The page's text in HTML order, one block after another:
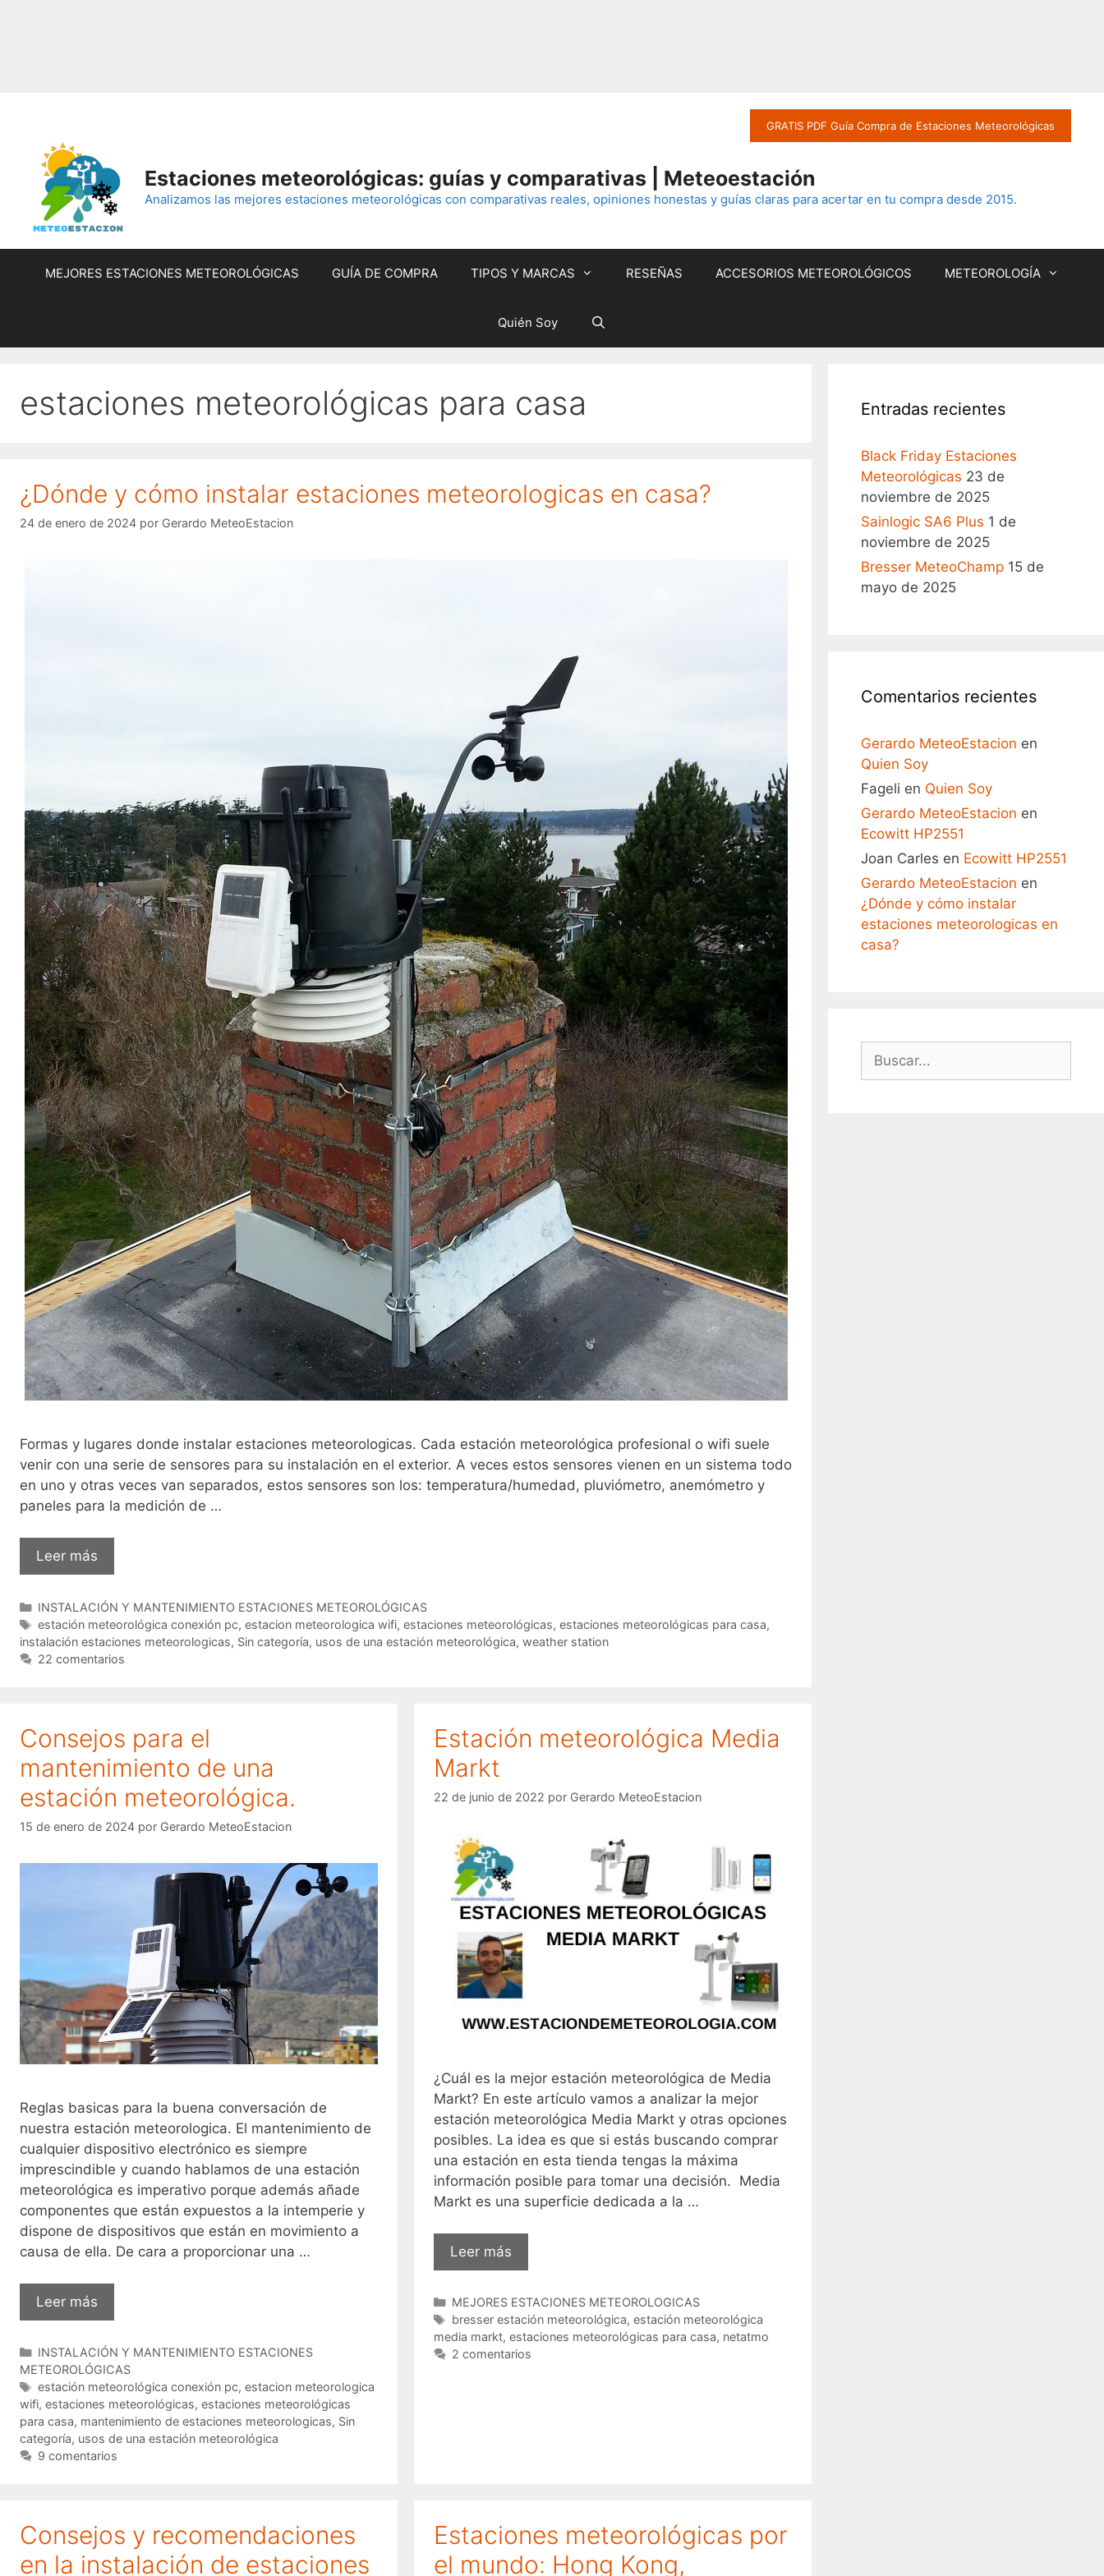
contenido
GRATIS PDF Guía Compra de Estaciones Meteorológicas
Estaciones meteorológicas: guías y comparativas | Meteoestación
Analizamos las mejores estaciones meteorológicas con comparativas reales, opiniones honestas y guías claras para acertar en tu compra desde 2015.
MEJORES ESTACIONES METEOROLÓGICAS GUÍA DE COMPRA TIPOS Y MARCAS RESEÑAS ACCESORIOS METEOROLÓGICOS METEOROLOGÍA
Quién Soy
estaciones meteorológicas para casa
¿Dónde y cómo instalar estaciones meteorologicas en casa?
24 de enero de 2024 por Gerardo MeteoEstacion
Formas y lugares donde instalar estaciones meteorologicas. Cada estación meteorológica profesional o wifi suele
venir con una serie de sensores para su instalación en el exterior. A veces estos sensores vienen en un sistema todo
en uno y otras veces van separados, estos sensores son los: temperatura/humedad, pluviómetro, anemómetro y
paneles para la medición de …
Leer más
y
instalar
estaciones
meteorologicas
Categorías
INSTALACIÓN Y MANTENIMIENTO ESTACIONES METEOROLÓGICAS
Etiquetas
estación meteorológica conexión pc, estacion meteorologica wifi, estaciones meteorológicas, estaciones meteorológicas para casa,
instalación estaciones meteorologicas, Sin categoría, usos de una estación meteorológica, weather station
22 comentarios
Consejos para el
mantenimiento de una
estación meteorológica.
15 de enero de 2024 por Gerardo MeteoEstacion
Reglas basicas para la buena conversación de
nuestra estación meteorologica. El mantenimiento de
cualquier dispositivo electrónico es siempre
imprescindible y cuando hablamos de una estación
meteorológica es imperativo porque además añade
componentes que están expuestos a la intemperie y
dispone de dispositivos que están en movimiento a
causa de ella. De cara a proporcionar una …
Leer más
para
el
mantenimiento
de
una
estación
meteorológica.
Categorías
INSTALACIÓN Y MANTENIMIENTO ESTACIONES
METEOROLÓGICAS
Etiquetas
estación meteorológica conexión pc, estacion meteorologica
wifi, estaciones meteorológicas, estaciones meteorológicas
para casa, mantenimiento de estaciones meteorologicas, Sin
categoría, usos de una estación meteorológica
9 comentarios
Estación meteorológica Media
Markt
22 de junio de 2022 por Gerardo MeteoEstacion
¿Cuál es la mejor estación meteorológica de Media
Markt? En este artículo vamos a analizar la mejor
estación meteorológica Media Markt y otras opciones
posibles. La idea es que si estás buscando comprar
una estación en esta tienda tengas la máxima
información posible para tomar una decisión. Media
Markt es una superficie dedicada a la …
Leer más
meteorológica
Markt
Categorías
MEJORES ESTACIONES METEOROLOGICAS
Etiquetas
bresser estación meteorológica, estación meteorológica
media markt, estaciones meteorológicas para casa, netatmo
2 comentarios
Consejos y recomendaciones
en la instalación de estaciones
Estaciones meteorológicas por
el mundo: Hong Kong,
Entradas recientes
Black Friday Estaciones
Meteorológicas 23 de
noviembre de 2025
Sainlogic SA6 Plus 1 de
noviembre de 2025
Bresser MeteoChamp 15 de
mayo de 2025
Comentarios recientes
Gerardo MeteoEstacion en
Quien Soy
Fageli en Quien Soy
Gerardo MeteoEstacion en
Ecowitt HP2551
Joan Carles en Ecowitt HP2551
Gerardo MeteoEstacion en
¿Dónde y cómo instalar
estaciones meteorologicas en
casa?
Buscar: